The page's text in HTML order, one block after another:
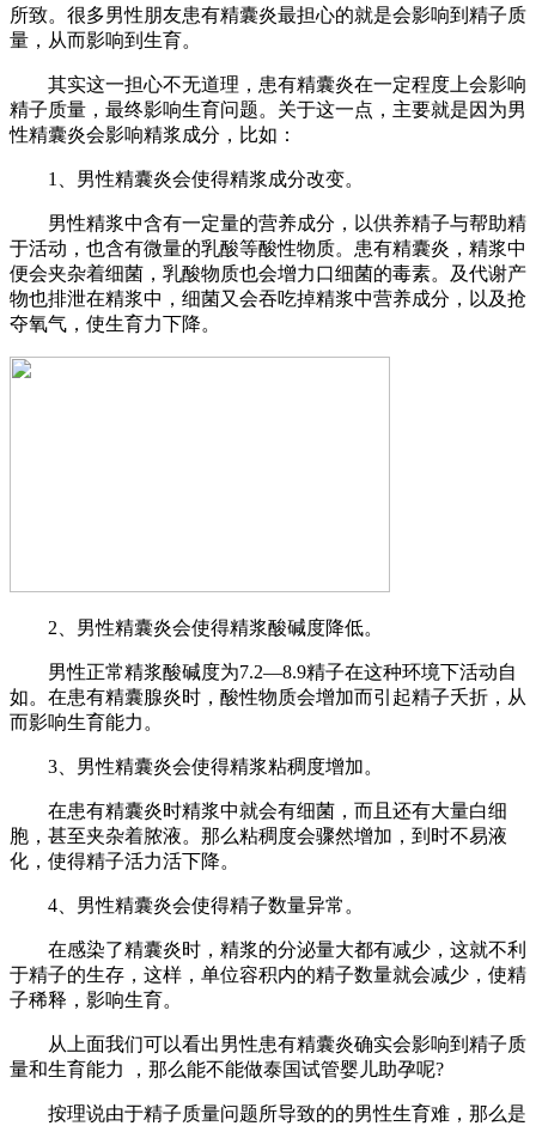
所致。很多男性朋友患有精囊炎最担心的就是会影响到精子质
量，从而影响到生育。
其实这一担心不无道理，患有精囊炎在一定程度上会影响
精子质量，最终影响生育问题。关于这一点，主要就是因为男
性精囊炎会影响精浆成分，比如：
1、男性精囊炎会使得精浆成分改变。
男性精浆中含有一定量的营养成分，以供养精子与帮助精
于活动，也含有微量的乳酸等酸性物质。患有精囊炎，精浆中
便会夹杂着细菌，乳酸物质也会增力口细菌的毒素。及代谢产
物也排泄在精浆中，细菌又会吞吃掉精浆中营养成分，以及抢
夺氧气，使生育力下降。
2、男性精囊炎会使得精浆酸碱度降低。
男性正常精浆酸碱度为7.2—8.9精子在这种环境下活动自
如。在患有精囊腺炎时，酸性物质会增加而引起精子夭折，从
而影响生育能力。
3、男性精囊炎会使得精浆粘稠度增加。
在患有精囊炎时精浆中就会有细菌，而且还有大量白细
胞，甚至夹杂着脓液。那么粘稠度会骤然增加，到时不易液
化，使得精子活力活下降。
4、男性精囊炎会使得精子数量异常。
在感染了精囊炎时，精浆的分泌量大都有减少，这就不利
于精子的生存，这样，单位容积内的精子数量就会减少，使精
子稀释，影响生育。
从上面我们可以看出男性患有精囊炎确实会影响到精子质
量和生育能力 ，那么能不能做泰国试管婴儿助孕呢?
按理说由于精子质量问题所导致的的男性生育难，那么是